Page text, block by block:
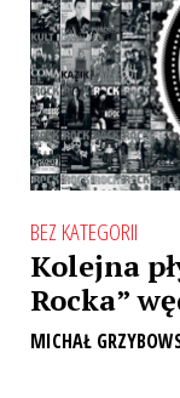
BEZ KATEGORII
Kolejna
Rocka”
MICHAŁ